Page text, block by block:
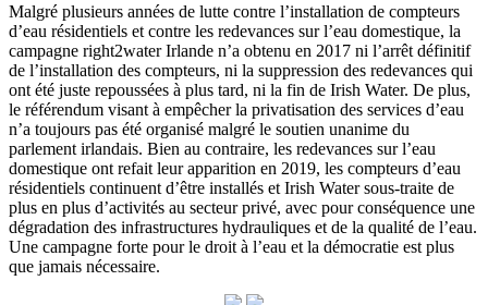
Malgré plusieurs années de lutte contre l’installation de compteurs
d’eau résidentiels et contre les redevances sur l’eau domestique, la
campagne right2water Irlande n’a obtenu en 2017 ni l’arrêt définitif
de l’installation des compteurs, ni la suppression des redevances qui
ont été juste repoussées à plus tard, ni la fin de Irish Water. De plus,
le référendum visant à empêcher la privatisation des services d’eau
n’a toujours pas été organisé malgré le soutien unanime du
parlement irlandais. Bien au contraire, les redevances sur l’eau
domestique ont refait leur apparition en 2019, les compteurs d’eau
résidentiels continuent d’être installés et Irish Water sous-traite de
plus en plus d’activités au secteur privé, avec pour conséquence une
dégradation des infrastructures hydrauliques et de la qualité de l’eau.
Une campagne forte pour le droit à l’eau et la démocratie est plus
que jamais nécessaire.